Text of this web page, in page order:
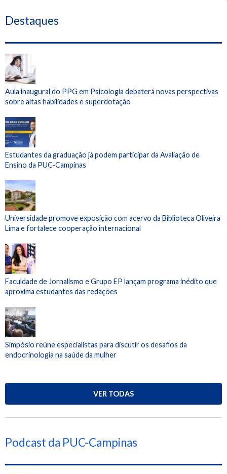
Destaques
Aula inaugural do PPG em Psicologia debaterá novas perspectivas
sobre altas habilidades e superdotação
Estudantes da graduação já podem participar da Avaliação de
Ensino da PUC-Campinas
Universidade promove exposição com acervo da Biblioteca Oliveira
Lima e fortalece cooperação internacional
Faculdade de Jornalismo e Grupo EP lançam programa inédito que
aproxima estudantes das redações
Simpósio reúne especialistas para discutir os desafios da
endocrinologia na saúde da mulher
VER TODAS
Podcast da PUC-Campinas